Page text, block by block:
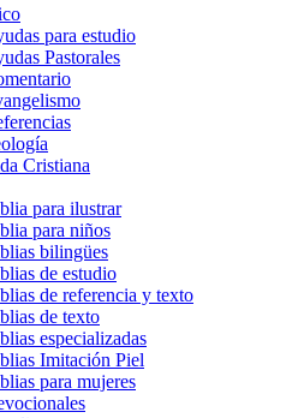
para estudio
Pastorales
Cristiana
para ilustrar
para niños
bilingües
de estudio
de referencia y texto
de texto
especializadas
Imitación Piel
para mujeres